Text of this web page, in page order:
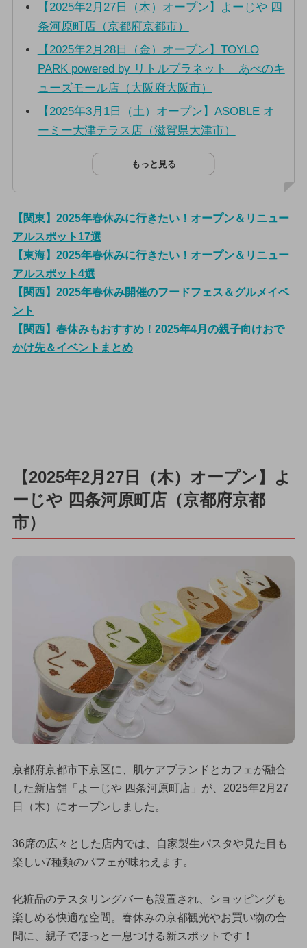
【2025年2月27日（木）オープン】よーじや 四
条河原町店（京都府京都市）
【2025年2月28日（金）オープン】TOYLO
PARK powered by リトルプラネット あべのキ
ューズモール店（大阪府大阪市）
【2025年3月1日（土）オープン】ASOBLE オ
ーミー大津テラス店（滋賀県大津市）
もっと見る
【関東】2025年春休みに行きたい！オープン＆リニュー
アルスポット17選
【東海】2025年春休みに行きたい！オープン＆リニュー
アルスポット4選
【関西】2025年春休み開催のフードフェス＆グルメイベ
ント
【関西】春休みもおすすめ！2025年4月の親子向けおで
かけ先＆イベントまとめ
【2025年2月27日（木）オープン】よ
ーじや 四条河原町店（京都府京都
市）
京都府京都市下京区に、肌ケアブランドとカフェが融合
した新店舗「よーじや 四条河原町店」が、2025年2月27
日（木）にオープンしました。
36席の広々とした店内では、自家製生パスタや見た目も
楽しい7種類のパフェが味わえます。
化粧品のテスタリングバーも設置され、ショッピングも
楽しめる快適な空間。春休みの京都観光やお買い物の合
間に、親子でほっと一息つける新スポットです！